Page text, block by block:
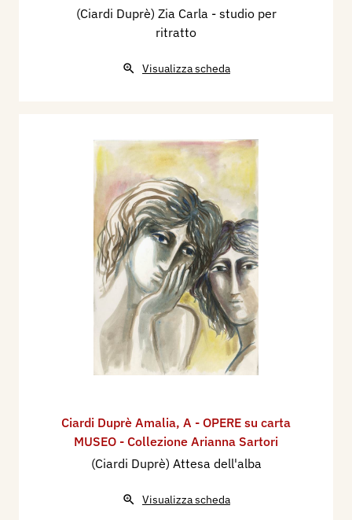
(Ciardi Duprè) Zia Carla - studio per
ritratto
Visualizza scheda
Ciardi Duprè Amalia, A - OPERE su carta
MUSEO - Collezione Arianna Sartori
(Ciardi Duprè) Attesa dell'alba
Visualizza scheda